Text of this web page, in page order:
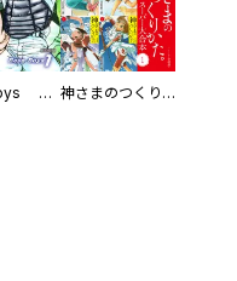
Base Boys 新装版 神さまのつくりかた。スーパー大合本